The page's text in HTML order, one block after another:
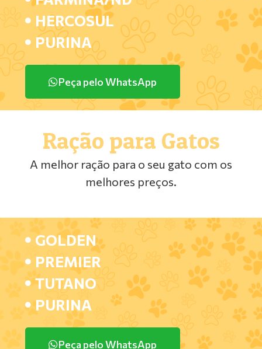
HERCOSUL
PURINA
Peça pelo WhatsApp
Ração para Gatos
A melhor ração para o seu gato com os
melhores preços.
GOLDEN
PREMIER
TUTANO
PURINA
Peça pelo WhatsApp